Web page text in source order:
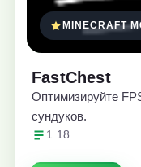
MINECRAFT
FastChest
Оптимизируйте
сундуков.
1.18